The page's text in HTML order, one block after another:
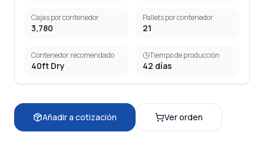
Cajas por contenedor
3,780
Pallets por contenedor
21
Contenedor recomendado
40ft Dry
Tiempo de producción
42 días
Añadir a cotización Ver orden